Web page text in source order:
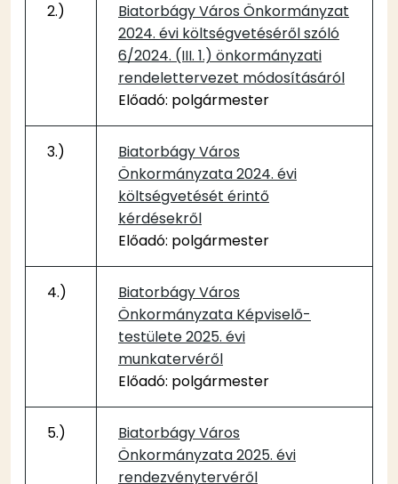
2.)
Biatorbágy Város Önkormányzat
2024. évi költségvetéséről szóló
6/2024. (III. 1.) önkormányzati
rendelettervezet módosításáról
Előadó: polgármester
3.)
Biatorbágy Város
Önkormányzata 2024. évi
költségvetését érintő
kérdésekről
Előadó: polgármester
4.)
Biatorbágy Város
Önkormányzata Képviselő-
testülete 2025. évi
munkatervéről
Előadó: polgármester
5.)
Biatorbágy Város
Önkormányzata 2025. évi
rendezvénytervéről